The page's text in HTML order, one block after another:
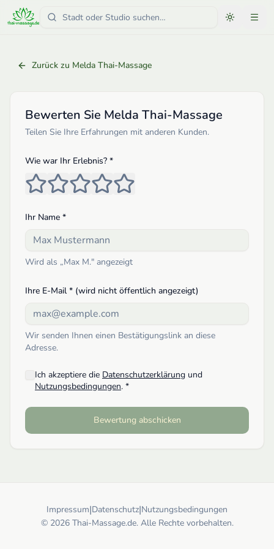
Zurück zu Melda Thai-Massage
Bewerten Sie Melda Thai-Massage
Teilen Sie Ihre Erfahrungen mit anderen Kunden.
Wie war Ihr Erlebnis? *
Ihr Name *
Wird als „Max M." angezeigt
Ihre E-Mail * (wird nicht öffentlich angezeigt)
Wir senden Ihnen einen Bestätigungslink an diese
Adresse.
Ich akzeptiere die Datenschutzerklärung und
Nutzungsbedingungen. *
Bewertung abschicken
Impressum|Datenschutz|Nutzungsbedingungen
© 2026 Thai-Massage.de. Alle Rechte vorbehalten.